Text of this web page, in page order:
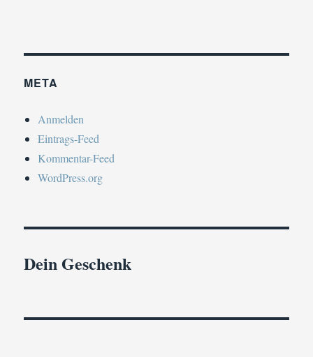
META
Anmelden
Eintrags-Feed
Kommentar-Feed
WordPress.org
Dein Geschenk